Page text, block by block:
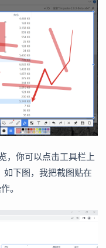
，你可以点击工具栏上
如下图，我把截图贴在
。